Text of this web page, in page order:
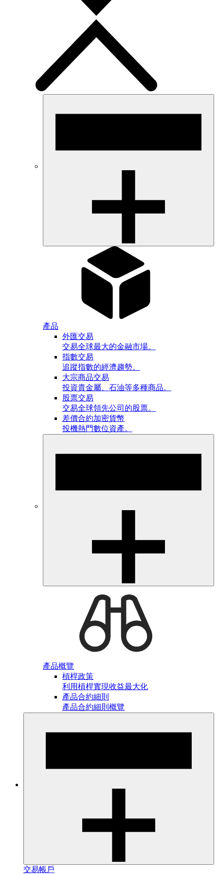
產品
外匯交易
交易全球最大的金融市場。
指數交易
追蹤指數的經濟趨勢。
大宗商品交易
投資貴金屬、石油等多種商品。
股票交易
交易全球領先公司的股票。
差價合約加密貨幣
投機熱門數位資產。
產品概覽
槓桿政策
利用槓桿實現收益最大化
產品合約細則
產品合約細則概覽
交易帳戶